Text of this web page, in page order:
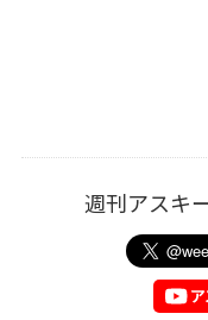
週刊アスキ